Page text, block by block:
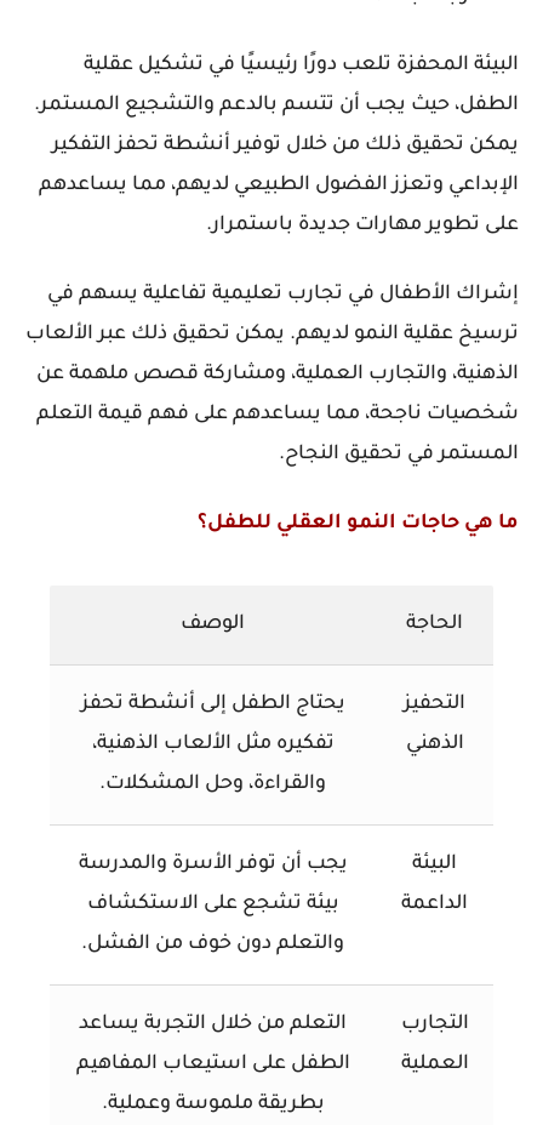
البيئة المحفزة تلعب دورًا رئيسيًا في تشكيل عقلية
الطفل، حيث يجب أن تتسم بالدعم والتشجيع المستمر.
يمكن تحقيق ذلك من خلال توفير أنشطة تحفز التفكير
الإبداعي وتعزز الفضول الطبيعي لديهم، مما يساعدهم
على تطوير مهارات جديدة باستمرار.
إشراك الأطفال في تجارب تعليمية تفاعلية يسهم في
ترسيخ عقلية النمو لديهم. يمكن تحقيق ذلك عبر الألعاب
الذهنية، والتجارب العملية، ومشاركة قصص ملهمة عن
شخصيات ناجحة، مما يساعدهم على فهم قيمة التعلم
المستمر في تحقيق النجاح.
ما هي حاجات النمو العقلي للطفل؟
الحاجة الوصف
التحفيز
الذهني
يحتاج الطفل إلى أنشطة تحفز
تفكيره مثل الألعاب الذهنية،
والقراءة، وحل المشكلات.
البيئة
الداعمة
يجب أن توفر الأسرة والمدرسة
بيئة تشجع على الاستكشاف
والتعلم دون خوف من الفشل.
التجارب
العملية
التعلم من خلال التجربة يساعد
الطفل على استيعاب المفاهيم
بطريقة ملموسة وعملية.